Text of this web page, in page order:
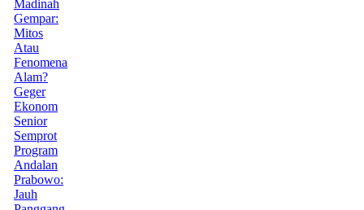
Madinah
Gempar:
Mitos
Atau
Fenomena
Alam?
Geger
Ekonom
Senior
Semprot
Program
Andalan
Prabowo:
Jauh